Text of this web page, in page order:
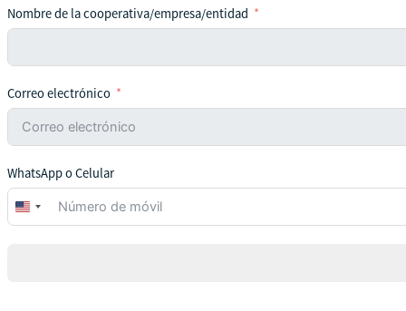
Nombre de la cooperativa/empresa/entidad
Correo electrónico
WhatsApp o Celular
United
States